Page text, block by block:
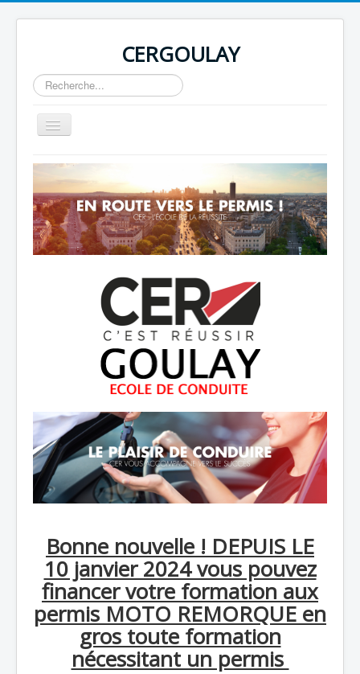
CERGOULAY
Rechercher
Basculer
la
Home
About
Author Login
Bonne nouvelle ! DEPUIS LE
10 janvier 2024 vous pouvez
financer votre formation aux
permis MOTO REMORQUE en
gros toute formation
nécessitant un permis